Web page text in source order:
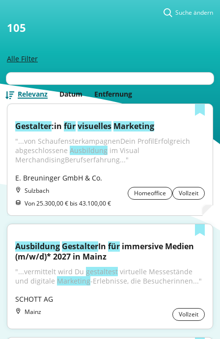
Alle Filter
Suche ändern
105
Relevanz Datum Entfernung
Gestalter:in fürvisuelles Marketing
"...von SchaufensterkampagnenDein ProfilErfolgreich
abgeschlossene Ausbildung im Visual
MerchandisingBerufserfahrung..."
E. Breuninger GmbH & Co.
Sulzbach Homeoffice
Vollzeit
Von 25.300,00 € bis 43.100,00 €
Ausbildung GestalterIn für immersive Medien
(m/w/d)* 2027 in Mainz
"...vermittelt wird Du gestaltest virtuelle Messestände
und digitale Marketing-Erlebnisse, die Besucherinnen..."
SCHOTT AG
Mainz Vollzeit